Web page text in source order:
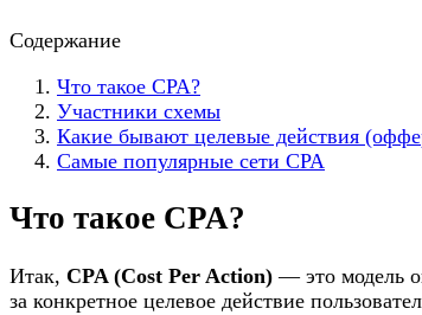
Содержание
Что такое CPA?
Участники схемы
Какие бывают целевые действия
Самые популярные сети CPA
Что такое CPA?
Итак, CPA (Cost Per Action) — это модель
за конкретное целевое действие